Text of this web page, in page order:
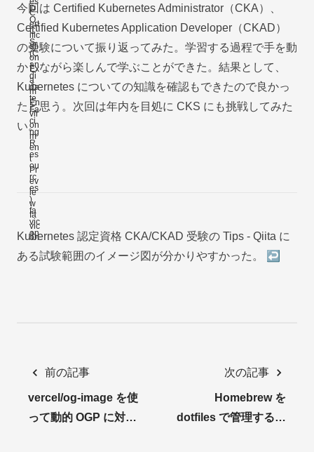
今回は Certified Kubernetes Administrator（CKA）、
Certified Kubernetes Application Developer（CKAD）
の受験について振り返ってみた。学習する過程で手を動
かしながら楽しんで学ぶことができた。結果として、
Kubernetes についての知識を確認もできたので良かっ
たと思う。次回は年内を目処に CKS にも挑戦してみた
い。
Footnotes
Kubernetes 認定資格 CKA/CKAD 受験の Tips - Qiita に
ある試験範囲のイメージ図が分かりやすかった。
↩
前の記事
vercel/og-image を使
って動的 OGP に対応
次の記事
Homebrew を
dotfiles で管理する際